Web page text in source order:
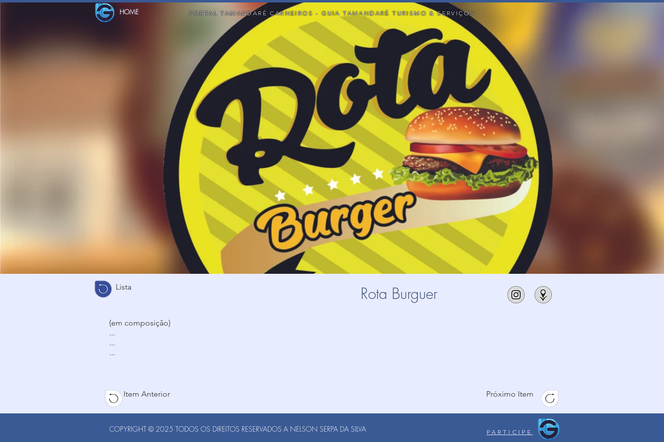
HOME PORTAL TAMANDARÉ CARNEIROS - GUIA TAMANDARÉ TURISMO & SERVIÇOS
Lista Rota Burguer
(em composição)
...
...
...
Item Anterior Próximo Item
COPYRIGHT © 2025 TODOS OS DIREITOS RESERVADOS A NELSON SERPA DA SILVA PARTICIPE